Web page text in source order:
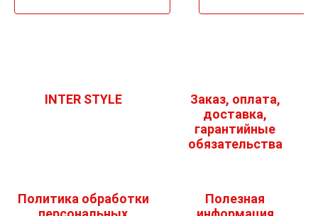
INTER STYLE
Заказ, оплата,
доставка,
гарантийные
обязательства
Политика обработки
Полезная